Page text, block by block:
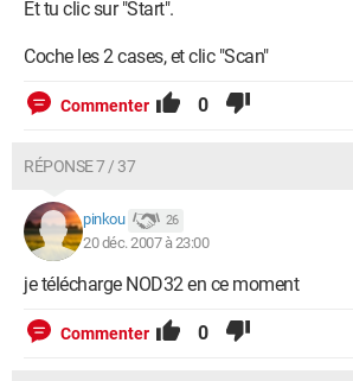
Et tu clic sur "Start".
Coche les 2 cases, et clic "Scan"
Commenter 0
RÉPONSE 7 / 37
pinkou 26
20 déc. 2007 à 23:00
je télécharge NOD32 en ce moment
Commenter 0